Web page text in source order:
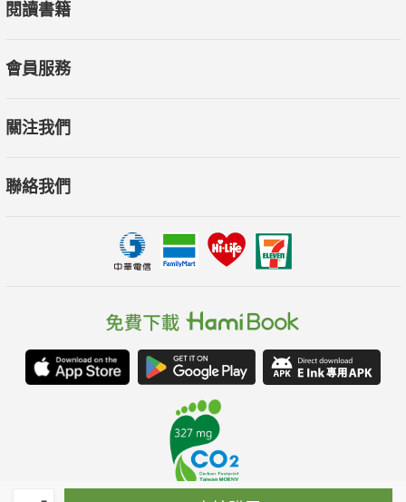
閱讀書籍
會員服務
關注我們
聯絡我們